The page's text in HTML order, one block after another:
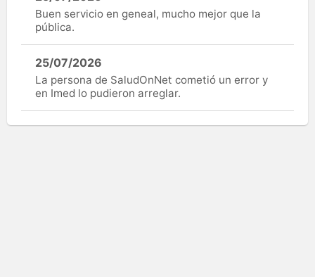
Buen servicio en geneal, mucho mejor que la
pública.
25/07/2026
La persona de SaludOnNet cometió un error y
en Imed lo pudieron arreglar.